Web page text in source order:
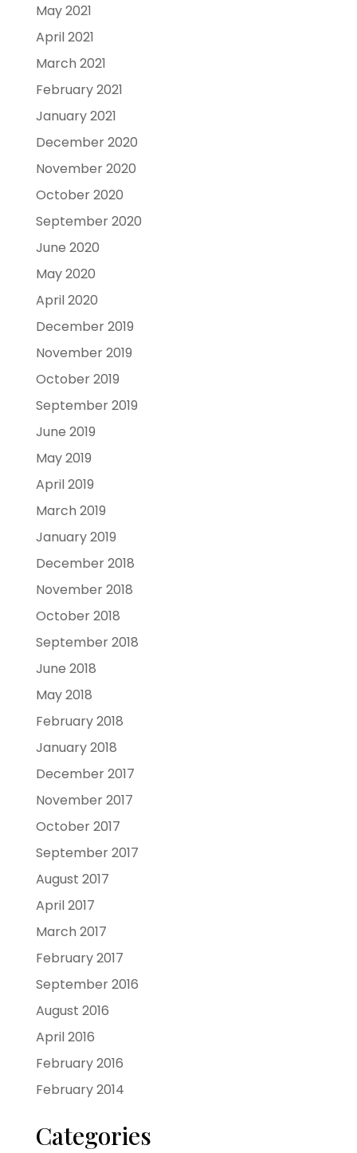
May 2021
April 2021
March 2021
February 2021
January 2021
December 2020
November 2020
October 2020
September 2020
June 2020
May 2020
April 2020
December 2019
November 2019
October 2019
September 2019
June 2019
May 2019
April 2019
March 2019
January 2019
December 2018
November 2018
October 2018
September 2018
June 2018
May 2018
February 2018
January 2018
December 2017
November 2017
October 2017
September 2017
August 2017
April 2017
March 2017
February 2017
September 2016
August 2016
April 2016
February 2016
February 2014
Categories